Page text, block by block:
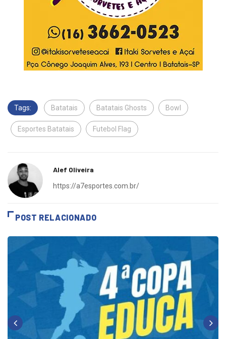
Tags: Batatais Batatais Ghosts Bowl
Esportes Batatais Futebol Flag
Alef Oliveira
https://a7esportes.com.br/
POST RELACIONADO